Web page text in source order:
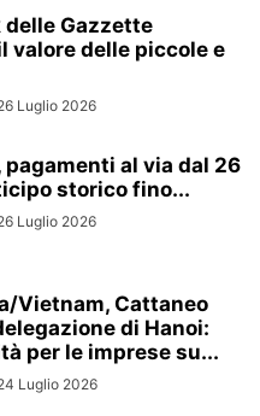
delle Gazzette
valore delle piccole e
Luglio 2026
pagamenti al via dal 26
storico fino...
Luglio 2026
Vietnam, Cattaneo
di Hanoi:
per le imprese su...
Luglio 2026